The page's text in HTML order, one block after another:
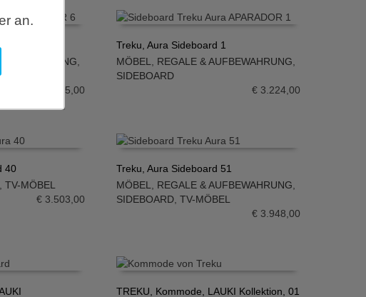
,
2.665,00
IN DEN WARENKORB
Treku, Aura Sideboard 1
MÖBEL, REGALE & AUFBEWAHRUNG,
SIDEBOARD
€ 3.224,00
40
TV-MÖBEL
€3.503,00
IN DEN WARENKORB
Treku, Aura Sideboard 51
MÖBEL
REGALE & AUFBEWAHRUNG
SIDEBOARD ,TV-MÖBEL
€ 3.948,00
TREKU, Kommode, LAUKI Kollektion, 01
an.